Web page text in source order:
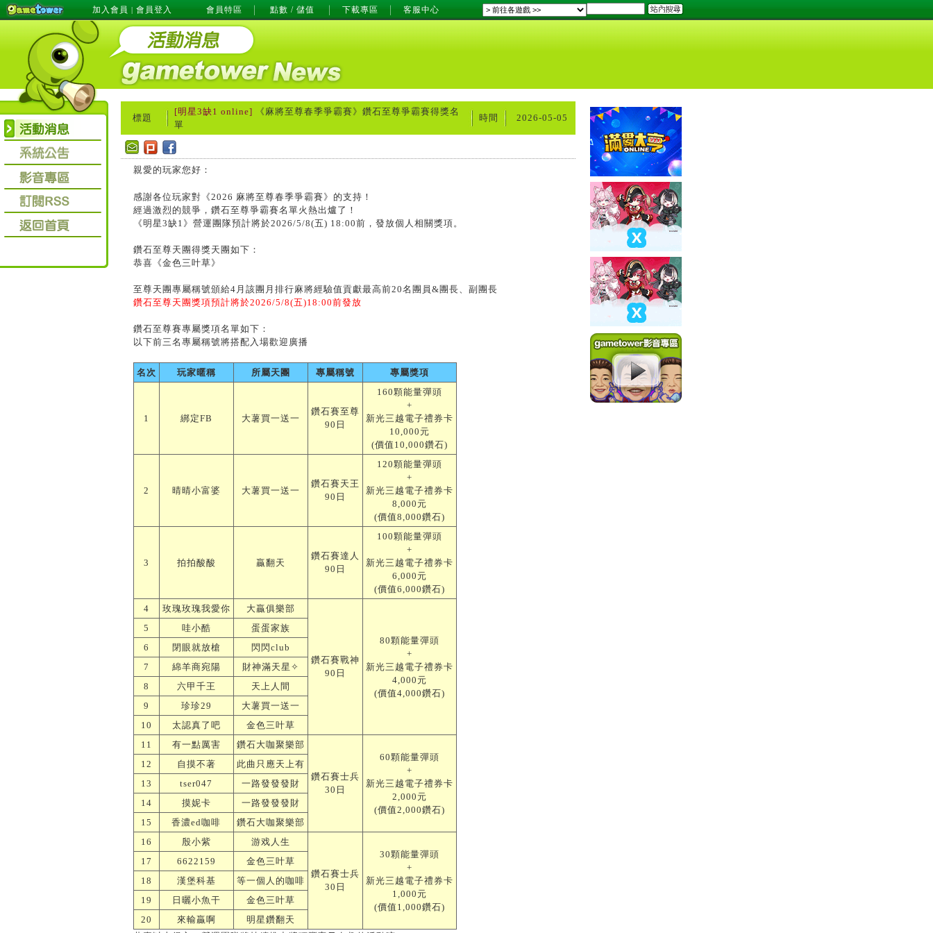
加入會員 | 會員登入 會員特區 點數 / 儲值 下載專區 客服中心
標題
[明星3缺1 online] 《麻將至尊春季爭霸賽》鑽石至尊爭霸賽得獎名
單
時間 2026-05-05
親愛的玩家您好：
感謝各位玩家對《2026 麻將至尊春季爭霸賽》的支持！
經過激烈的競爭，鑽石至尊爭霸賽名單火熱出爐了！
《明星3缺1》營運團隊預計將於2026/5/8(五) 18:00前，發放個人相關獎項。
鑽石至尊天團得獎天團如下：
恭喜《金色三叶草》
至尊天團專屬稱號頒給4月該團月排行麻將經驗值貢獻最高前20名團員&團長、副團長
鑽石至尊天團獎項預計將於2026/5/8(五)18:00前發放
鑽石至尊賽專屬獎項名單如下：
以下前三名專屬稱號將搭配入場歡迎廣播
名次 玩家暱稱 所屬天團 專屬稱號 專屬獎項
1 綁定FB 大薯買一送一
鑽石賽至尊
90日
160顆能量彈頭
+
新光三越電子禮券卡
10,000元
(價值10,000鑽石)
2 晴晴小富婆 大薯買一送一
鑽石賽天王
90日
120顆能量彈頭
+
新光三越電子禮券卡
8,000元
(價值8,000鑽石)
3 拍拍酸酸 贏翻天
鑽石賽達人
90日
100顆能量彈頭
+
新光三越電子禮券卡
6,000元
(價值6,000鑽石)
4
玫瑰玫瑰我愛你 大贏俱樂部
鑽石賽戰神
90日
80顆能量彈頭
+
新光三越電子禮券卡
4,000元
(價值4,000鑽石)
5 哇小酷
蛋蛋家族
6
閉眼就放槍
閃閃club
7
綿羊商宛陽
財神滿天星✧
8
六甲千王
天上人間
9
珍珍29
大薯買一送一
10
太認真了吧
金色三叶草
11
有一點厲害 鑽石大咖聚樂部
鑽石賽士兵
30日
60顆能量彈頭
+
新光三越電子禮券卡
2,000元
(價值2,000鑽石)
12 自摸不著
此曲只應天上有
13
tser047
一路發發發財
14
摸妮卡
一路發發發財
15
香濃ed咖啡
鑽石大咖聚樂部
16
殷小紫 游戏人生
鑽石賽士兵
30日
30顆能量彈頭
+
新光三越電子禮券卡
1,000元
(價值1,000鑽石)
17 6622159
金色三叶草
18
漢堡科基
等一個人的咖啡
19
日曬小魚干
金色三叶草
20
來輸贏啊
明星鑽翻天